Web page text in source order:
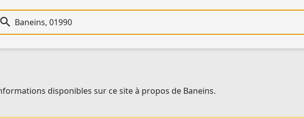
Recherche immobilière
disponibles sur ce site à propos de Baneins.